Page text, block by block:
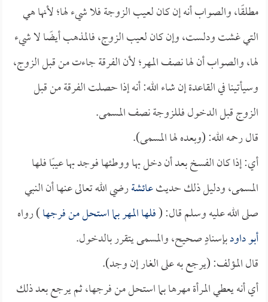
مطلقًا، والصواب أنه إن كان لعيب الزوجة فلا شيء لها؛ لأنها هي
التي غشت ودلست، وإن كان لعيب الزوج، فالمذهب أيضًا لا شيء
لها، والصواب أن لها نصف المهر؛ لأن الفرقة جاءت من قبل الزوج،
وسيأتينا في القاعدة إن شاء الله: أنه إذا حصلت الفرقة من قبل
الزوج قبل الدخول فللزوجة نصف المسمى.
قال رحمه الله: (وبعده لها المسمى).
أي: إذا كان الفسخ بعد أن دخل بها ووطئها فوجد بها عيبًا فلها
المسمى، ودليل ذلك حديثعائشةرضي الله تعالى عنها أن النبي
صلى الله عليه وسلم قال: (فلها المهر بما استحل من فرجها) رواه
أبو داودبإسنادٍ صحيح، والمسمى يتقرر بالدخول.
قال المؤلف: (يرجع به على الغار إن وجد).
أي أنه يعطي المرأة مهرها بما استحل من فرجها، ثم يرجع بعد ذلك